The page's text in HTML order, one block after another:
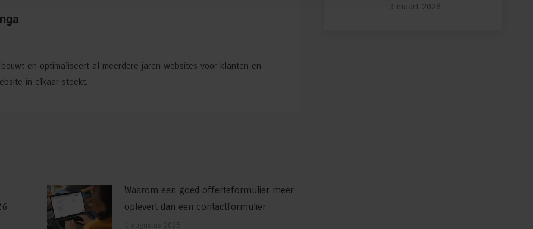
en optimaliseert al meerdere jaren websites voor klanten en
in elkaar steekt.
Waarom een goed offerteformulier meer
oplevert dan een contactformulier
3 maart 2026